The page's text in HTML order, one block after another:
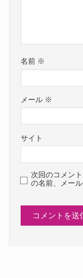
名前 ※
メール ※
サイト
次回のコメン
の名前、メー